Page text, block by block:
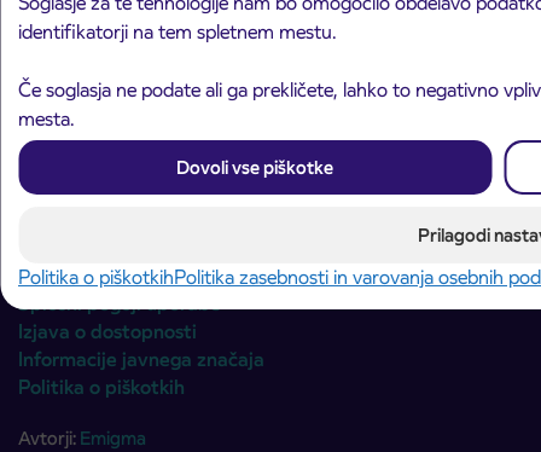
identifikatorji na tem spletnem mestu.
Če soglasja ne podate ali ga prekličete, lahko to negativno
mesta.
Dovoli vse piškotke
Prilagodi
Politika o piškotkihPolitika zasebnosti in varovanja osebnih
Politika zasebnosti in varovanja osebnih podatkov
Splošni pogoji uporabe
Izjava o dostopnosti
Informacije javnega značaja
Politika o piškotkih
Avtorji: Emigma